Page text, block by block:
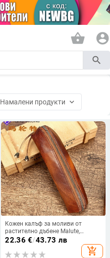
shopping_basket account_circle
search
Намалени продукти keyboard_arrow_down
Кожен калъф за моливи от
растително дъбене Malute,
опростен моден калъф за очила,
усъвършенстван стил, чанта за
канцеларски материали, чанта за
22.36 €/43.73 лв
add_shopping_cart